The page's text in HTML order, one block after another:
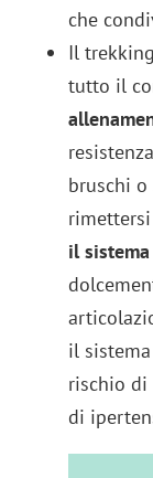
che
Il
tutto il
bruschi o
il
il
rischio di
di